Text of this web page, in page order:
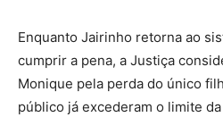
Enquanto Jairinho retorna ao
cumprir a pena, a Justiça
Monique pela perda do único
público já excederam o limite